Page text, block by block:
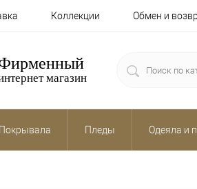
Коллекции Обмен и
магазин
Покрывала Пледы Одеяла и